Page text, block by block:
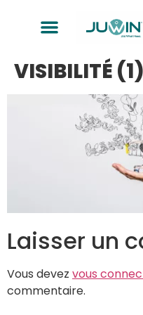
VISIBILITÉ (1)
Laisser un
Vous devez vous
commentaire.